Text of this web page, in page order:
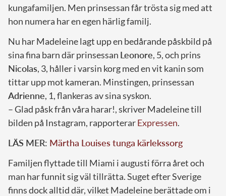
kungafamiljen. Men prinsessan får trösta sig med att
hon numera har en egen härlig familj.
Nu har Madeleine lagt upp en bedårande påskbild på
sina fina barn där prinsessan Leonore, 5, och prins
Nicolas, 3, håller i varsin korg med en vit kanin som
tittar upp mot kameran. Minstingen, prinsessan
Adrienne, 1, flankeras av sina syskon.
– Glad påsk från våra harar!, skriver Madeleine till
bilden på Instagram, rapporterarExpressen.
LÄS MER: Märtha Louises tunga kärlekssorg
Familjen flyttade till Miami i augusti förra året och
man har funnit sig väl tillrätta. Suget efter Sverige
finns dock alltid där, vilket Madeleine berättade om i